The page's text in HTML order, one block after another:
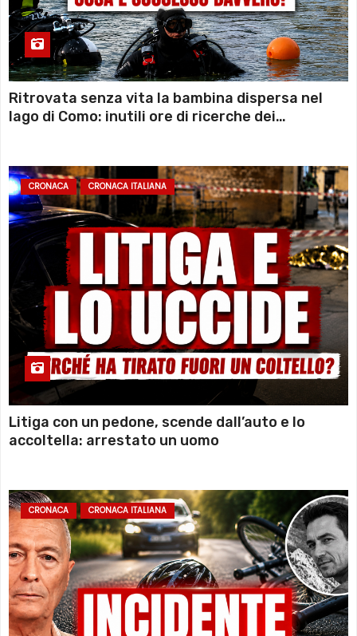
Ritrovata senza vita la bambina dispersa nel
lago di Como: inutili ore di ricerche dei
CRONACA CRONACA ITALIANA
Litiga con un pedone, scende dall’auto e lo
accoltella: arrestato un uomo
CRONACA CRONACA ITALIANA